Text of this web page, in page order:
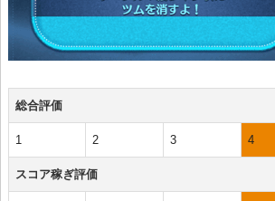
総合評価
1 2 3 4
スコア稼ぎ評価